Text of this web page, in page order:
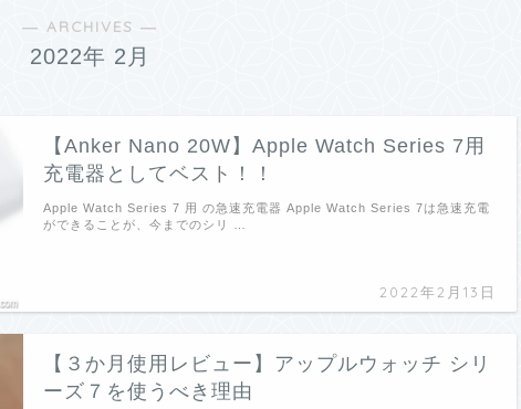
― ARCHIVES ―
2022年 2月
【Anker Nano 20W】Apple Watch Series 7用
充電器としてベスト！！
2022年2月13日
Apple Watch Series 7 用 の急速充電器 Apple Watch Series 7は急速充電
ができることが、今までのシリ …
【３か月使用レビュー】アップルウォッチ シリ
ーズ７を使うべき理由